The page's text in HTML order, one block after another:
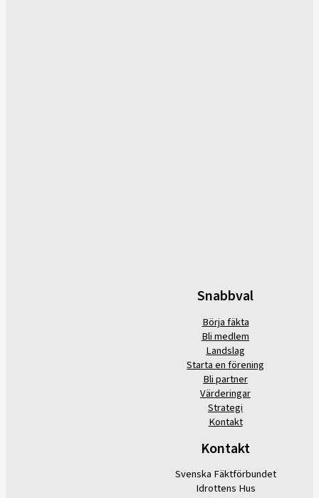
Snabbval
Börja fäkta
Bli medlem
Landslag
Starta en förening
Bli partner
Värderingar
Strategi
Kontakt
Kontakt
Svenska Fäktförbundet
Idrottens Hus